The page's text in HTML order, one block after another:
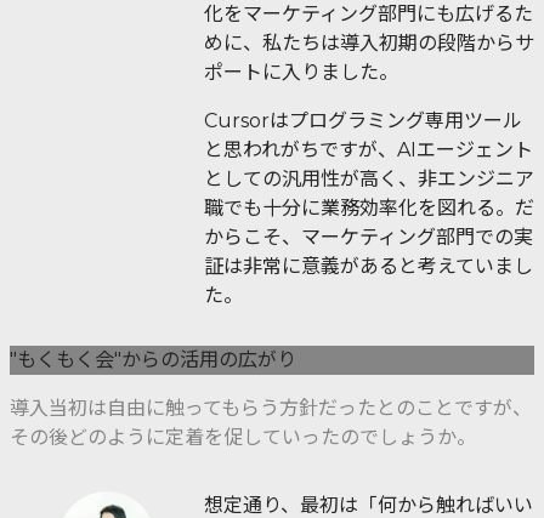
化をマーケティング部門にも広げるた
めに、私たちは導入初期の段階からサ
ポートに入りました。
Cursorはプログラミング専用ツール
と思われがちですが、AIエージェント
としての汎用性が高く、非エンジニア
職でも十分に業務効率化を図れる。だ
からこそ、マーケティング部門での実
証は非常に意義があると考えていまし
た。
"もくもく会"からの活用の広がり
導入当初は自由に触ってもらう方針だったとのことですが、
その後どのように定着を促していったのでしょうか。
想定通り、最初は「何から触ればいい